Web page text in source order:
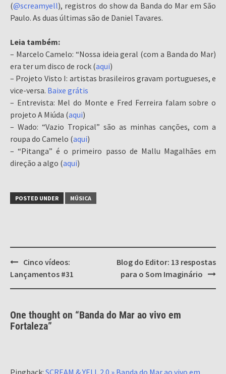
(@screamyell), registros do show da Banda do Mar em São
Paulo. As duas últimas são de Daniel Tavares.
Leia também:
– Marcelo Camelo: “Nossa ideia geral (com a Banda do Mar)
era ter um disco de rock (aqui)
– Projeto Visto I: artistas brasileiros gravam portugueses, e
vice-versa. Baixe grátis
– Entrevista: Mel do Monte e Fred Ferreira falam sobre o
projeto A Miúda (aqui)
– Wado: “Vazio Tropical” são as minhas canções, com a
roupa do Camelo (aqui)
– “Pitanga” é o primeiro passo de Mallu Magalhães em
direção a algo (aqui)
POSTED UNDER MÚSICA
Post
navigation
Cinco vídeos:
Lançamentos #31
Blog do Editor: 13 respostas
para o Som Imaginário
One thought on “Banda do Mar ao vivo em
Fortaleza”